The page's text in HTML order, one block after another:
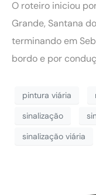
O roteiro iniciou
Grande, Santana
terminando em
bordo e por
pintura viária
sinalização
sinalização viária